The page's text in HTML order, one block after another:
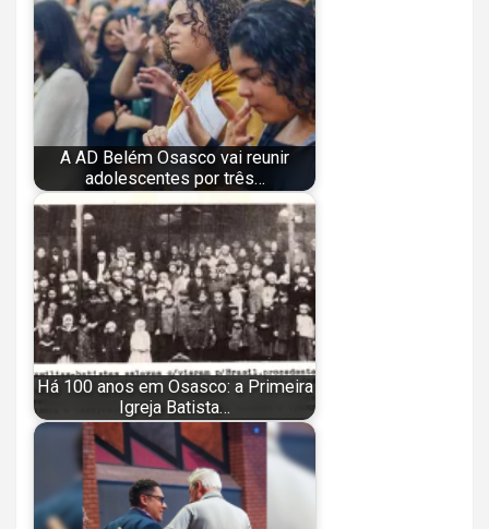
A AD Belém Osasco vai reunir
adolescentes por três…
Há 100 anos em Osasco: a Primeira
Igreja Batista…